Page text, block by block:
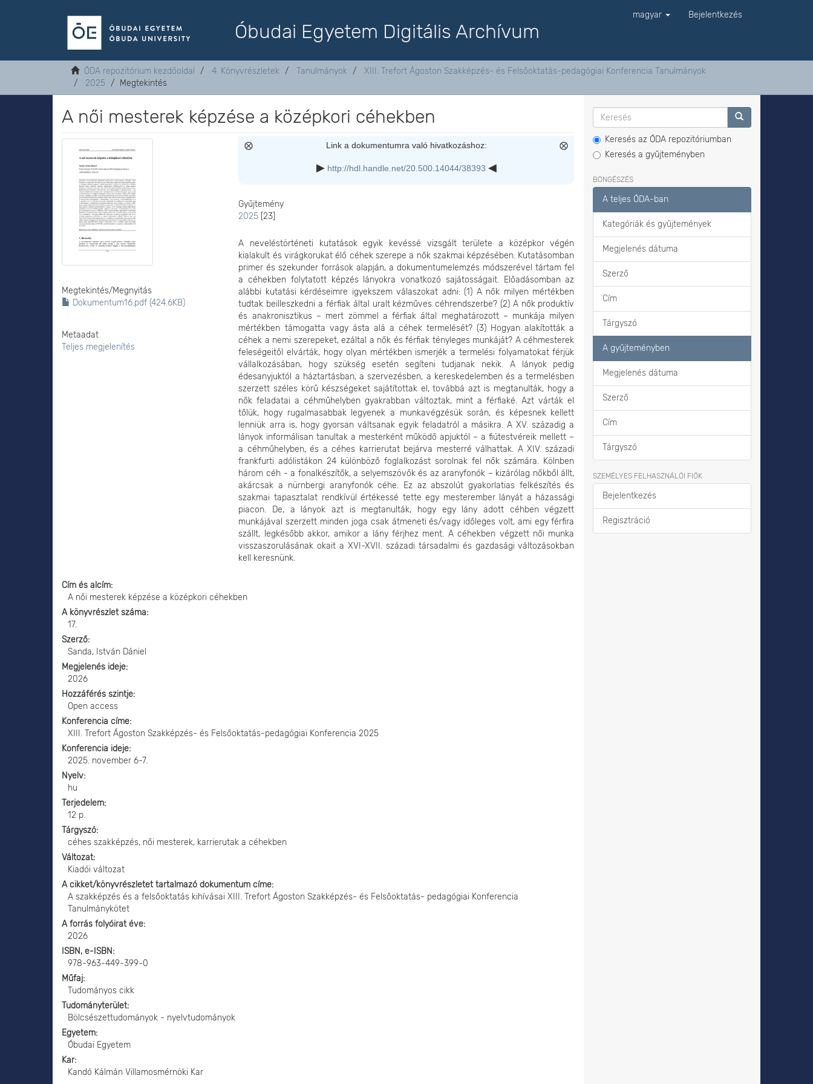
Óbudai Egyetem Digitális Archívum
magyar Bejelentkezés
ÓDA repozitórium kezdőoldal 4. Könyvrészletek Tanulmányok
XIII. Trefort Ágoston Szakképzés- és Felsőoktatás-pedagógiai Konferencia Tanulmányok
2025
Megtekintés
A női mesterek képzése a középkori céhekben
Megtekintés/Megnyitás
Dokumentum16.pdf (424.6KB)
Metaadat
Teljes megjelenítés
Link a dokumentumra való hivatkozáshoz:
http://hdl.handle.net/20.500.14044/38393
Gyűjtemény
2025 [23]
A neveléstörténeti kutatások egyik kevéssé vizsgált területe a középkor végén
kialakult és virágkorukat élő céhek szerepe a nők szakmai képzésében. Kutatásomban
primer és szekunder források alapján, a dokumentumelemzés módszerével tártam fel
a céhekben folytatott képzés lányokra vonatkozó sajátosságait. Előadásomban az
alábbi kutatási kérdéseimre igyekszem válaszokat adni: (1) A nők milyen mértékben
tudtak beilleszkedni a férfiak által uralt kézműves céhrendszerbe? (2) A nők produktív
és anakronisztikus – mert zömmel a férfiak által meghatározott – munkája milyen
mértékben támogatta vagy ásta alá a céhek termelését? (3) Hogyan alakították a
céhek a nemi szerepeket, ezáltal a nők és férfiak tényleges munkáját? A céhmesterek
feleségeitől elvárták, hogy olyan mértékben ismerjék a termelési folyamatokat férjük
vállalkozásában, hogy szükség esetén segíteni tudjanak nekik. A lányok pedig
édesanyjuktól a háztartásban, a szervezésben, a kereskedelemben és a termelésben
szerzett széles körű készségeket sajátítottak el, továbbá azt is megtanulták, hogy a
nők feladatai a céhműhelyben gyakrabban változtak, mint a férfiaké. Azt várták el
tőlük, hogy rugalmasabbak legyenek a munkavégzésük során, és képesnek kellett
lenniük arra is, hogy gyorsan váltsanak egyik feladatról a másikra. A XV. századig a
lányok informálisan tanultak a mesterként működő apjuktól – a fiútestvéreik mellett –
a céhműhelyben, és a céhes karrierutat bejárva mesterré válhattak. A XIV. századi
frankfurti adólistákon 24 különböző foglalkozást sorolnak fel nők számára. Kölnben
három céh - a fonalkészítők, a selyemszövők és az aranyfonók – kizárólag nőkből állt,
akárcsak a nürnbergi aranyfonók céhe. Ez az abszolút gyakorlatias felkészítés és
szakmai tapasztalat rendkívül értékessé tette egy mesterember lányát a házassági
piacon. De, a lányok azt is megtanulták, hogy egy lány adott céhben végzett
munkájával szerzett minden joga csak átmeneti és/vagy időleges volt, ami egy férfira
szállt, legkésőbb akkor, amikor a lány férjhez ment. A céhekben végzett női munka
visszaszorulásának okait a XVI-XVII. századi társadalmi és gazdasági változásokban
kell keresnünk.
Cím és alcím
A női mesterek képzése a középkori céhekben
A könyvrészlet száma
17.
Szerző
Sanda, István Dániel
Megjelenés ideje
2026
Hozzáférés szintje
Open access
Konferencia címe
XIII. Trefort Ágoston Szakképzés- és Felsőoktatás-pedagógiai Konferencia 2025
Konferencia ideje
2025. november 6-7.
Nyelv
hu
Terjedelem
12 p.
Tárgyszó
céhes szakképzés, női mesterek, karrierutak a céhekben
Változat
Kiadói változat
A cikket/könyvrészletet tartalmazó dokumentum címe
A szakképzés és a felsőoktatás kihívásai XIII. Trefort Ágoston Szakképzés- és Felsőoktatás- pedagógiai Konferencia
Tanulmánykötet
A forrás folyóirat éve
2026
ISBN, e-ISBN
978-963-449-399-0
Műfaj
Tudományos cikk
Tudományterület
Bölcsészettudományok - nyelvtudományok
Egyetem
Óbudai Egyetem
Kar
Kandó Kálmán Villamosmérnöki Kar
Keresés az ÓDA repozitóriumban
Keresés a gyűjteményben
BÖNGÉSZÉS
A teljes ÓDA-ban
Kategóriák és gyűjtemények
Megjelenés dátuma
Szerző
Cím
Tárgyszó
A gyűjteményben
Megjelenés dátuma
Szerző
Cím
Tárgyszó
SZEMÉLYES FELHASZNÁLÓI FIÓK
Bejelentkezés
Regisztráció